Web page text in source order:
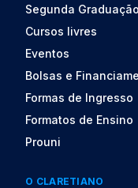
Segunda Graduação
Cursos livres
Eventos
Bolsas e
Formas de Ingresso
Formatos de Ensino
Prouni
O CLARETIANO